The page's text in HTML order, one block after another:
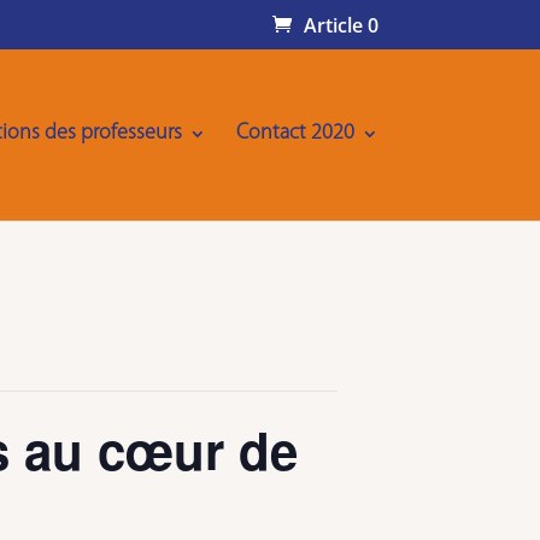
Article 0
des professeurs Contact 2020
au cœur de